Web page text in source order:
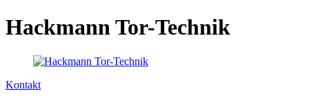
Hackmann Tor-Technik
Kontakt